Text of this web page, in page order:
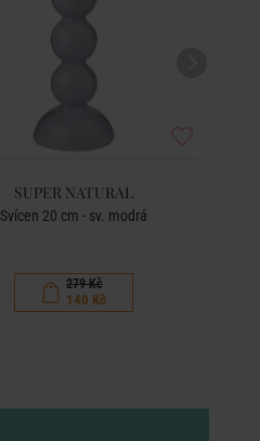
SUPER NATURAL
Svícen 20 cm - sv. modrá
279 Kč
140 Kč